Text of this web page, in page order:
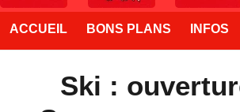
ACCUEIL BONS PLANS INFOS
Ski :